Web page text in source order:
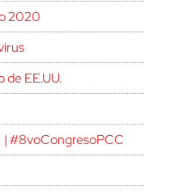
2020
EE.UU.
| #8voCongresoPCC